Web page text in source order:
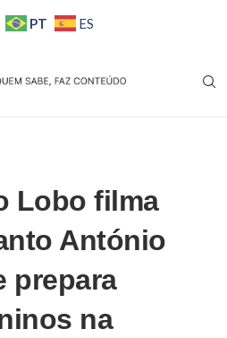
PT ES
Lobo filma
António
prepara
na